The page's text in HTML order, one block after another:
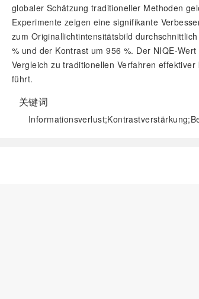
globaler Schätzung traditioneller Methoden
Experimente zeigen eine signifikante
zum Originallichtintensitätsbild
% und der Kontrast um 956 %. Der NIQE-
Vergleich zu traditionellen Verfahren
führt.
关键词